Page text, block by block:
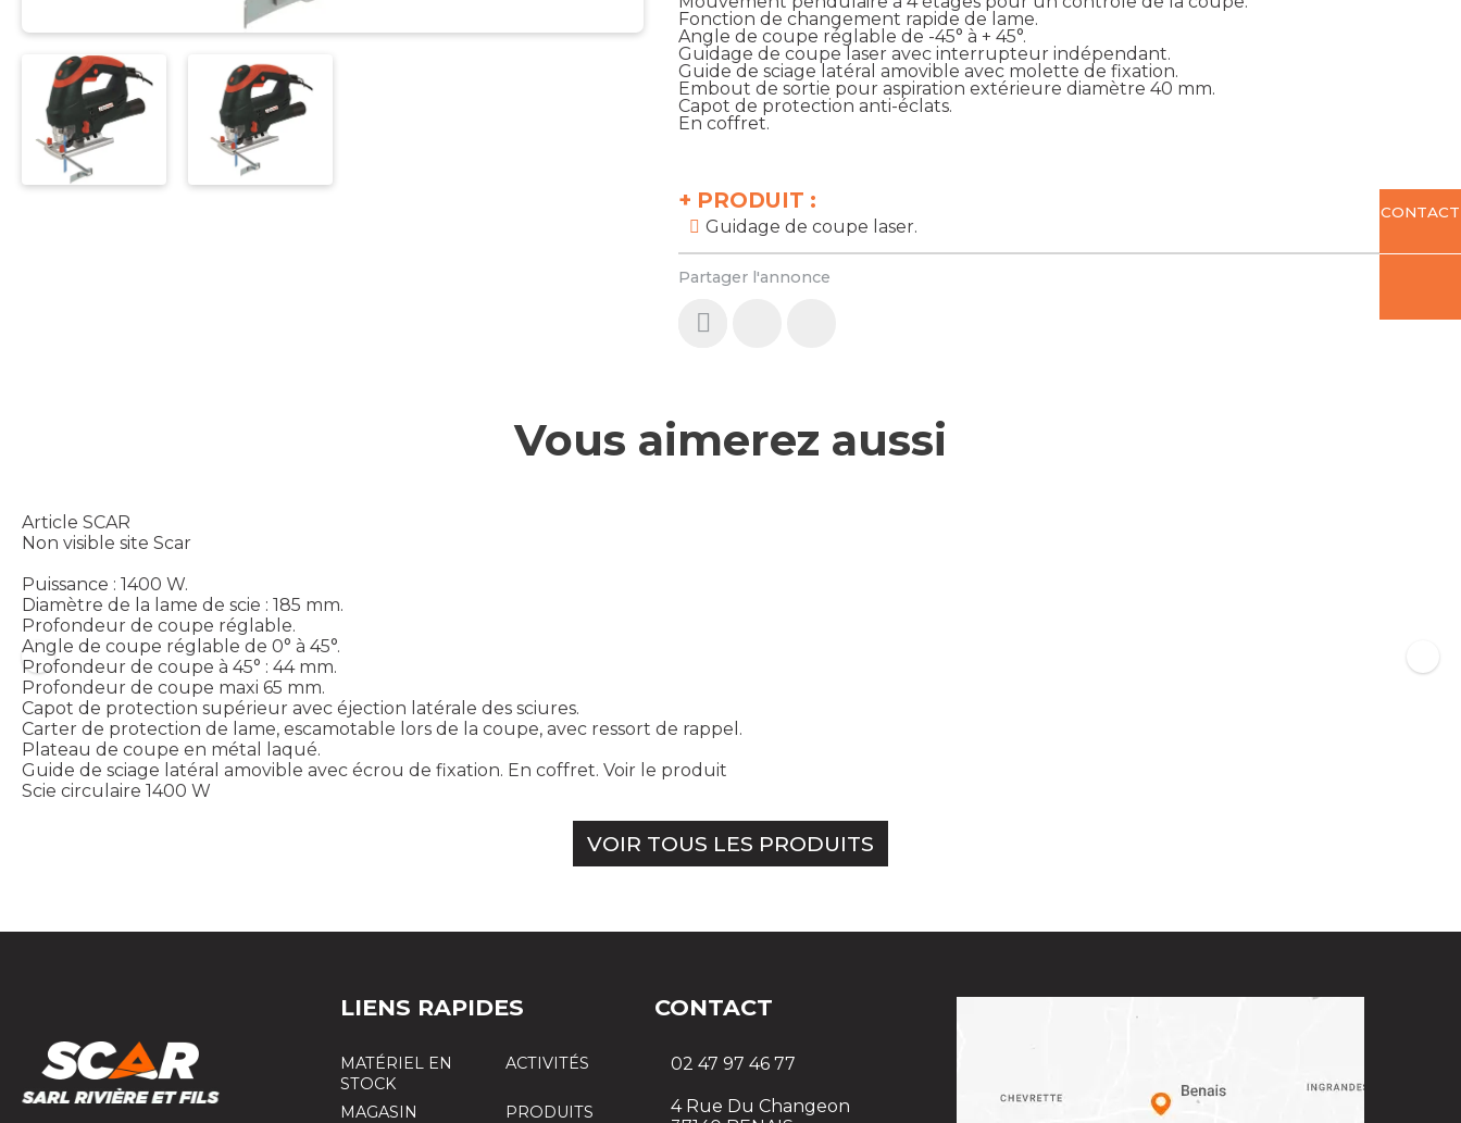
+ PRODUIT :
Guidage de coupe laser.
Partager l'annonce
Fonction de changement rapide de lame.
Angle de coupe réglable de -45° à + 45°.
Guidage de coupe laser avec interrupteur indépendant.
Guide de sciage latéral amovible avec molette de fixation.
Embout de sortie pour aspiration extérieure diamètre 40 mm.
Capot de protection anti-éclats.
En coffret.
Vous aimerez aussi
Article SCAR
Non visible site Scar
Puissance : 1400 W.
Diamètre de la lame de scie : 185 mm.
Profondeur de coupe réglable.
Angle de coupe réglable de 0° à 45°.
Profondeur de coupe à 45° : 44 mm.
Profondeur de coupe maxi 65 mm.
Capot de protection supérieur avec éjection latérale des sciures.
Carter de protection de lame, escamotable lors de la coupe, avec ressort de rappel.
Plateau de coupe en métal laqué.
Guide de sciage latéral amovible avec écrou de fixation. En coffret. Voir le produit
Scie circulaire 1400 W
VOIR TOUS LES PRODUITS
CONTACT
LIENS RAPIDES
MATÉRIEL EN
STOCK
ACTIVITÉS
MAGASIN PRODUITS
CONTACT
02 47 97 46 77
4 Rue Du Changeon